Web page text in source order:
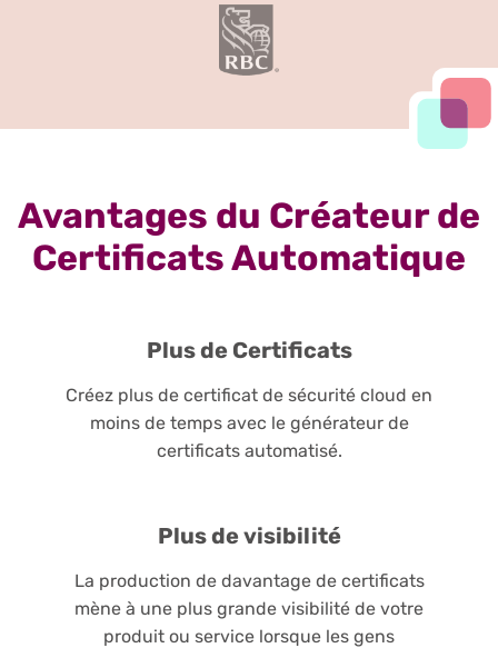
Avantages du Créateur de
Certificats Automatique
Plus de Certificats
Créez plus de certificat de sécurité cloud en
moins de temps avec le générateur de
certificats automatisé.
Plus de visibilité
La production de davantage de certificats
mène à une plus grande visibilité de votre
produit ou service lorsque les gens